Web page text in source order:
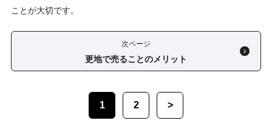
ことが大切です。
次ページ
更地で売ることのメリット
1 2 >